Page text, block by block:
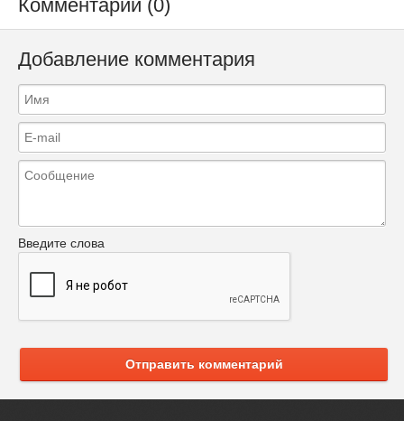
Комментарии (0)
Добавление комментария
Введите слова
Отправить комментарий